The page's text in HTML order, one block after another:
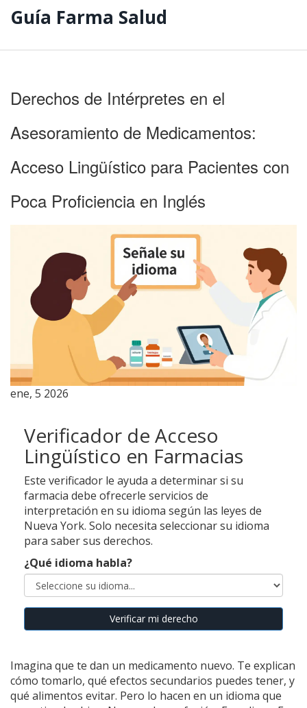
Guía Farma Salud
Derechos de Intérpretes en el
Asesoramiento de Medicamentos:
Acceso Lingüístico para Pacientes con
Poca Proficiencia en Inglés
ene, 5 2026
Verificador de Acceso
Lingüístico en Farmacias
Este verificador le ayuda a determinar si su
farmacia debe ofrecerle servicios de
interpretación en su idioma según las leyes de
Nueva York. Solo necesita seleccionar su idioma
para saber sus derechos.
¿Qué idioma habla?
Verificar mi derecho
Imagina que te dan un medicamento nuevo. Te explican
cómo tomarlo, qué efectos secundarios puedes tener, y
qué alimentos evitar. Pero lo hacen en un idioma que